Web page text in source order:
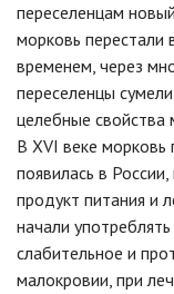
переселенцам
морковь перестали
временем, через
переселенцы
целебные свойства
В ХVІ веке морковь
появилась в
продукт питания и
начали
слабительное и
малокровии, при